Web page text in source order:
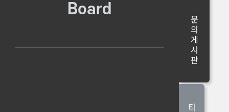
Board
문
의
게
시
판
티